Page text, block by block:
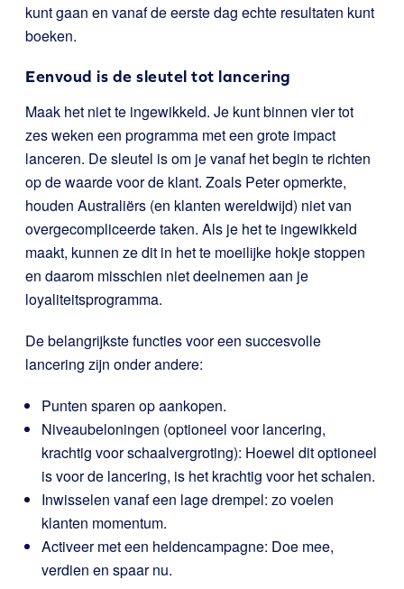
kunt gaan en vanaf de eerste dag echte resultaten kunt
boeken.
Eenvoud is de sleutel tot lancering
Maak het niet te ingewikkeld. Je kunt binnen vier tot
zes weken een programma met een grote impact
lanceren. De sleutel is om je vanaf het begin te richten
op de waarde voor de klant. Zoals Peter opmerkte,
houden Australiërs (en klanten wereldwijd) niet van
overgecompliceerde taken. Als je het te ingewikkeld
maakt, kunnen ze dit in het te moeilijke hokje stoppen
en daarom misschien niet deelnemen aan je
loyaliteitsprogramma.
De belangrijkste functies voor een succesvolle
lancering zijn onder andere:
Punten sparen op aankopen.
Niveaubeloningen (optioneel voor lancering,
krachtig voor schaalvergroting): Hoewel dit optioneel
is voor de lancering, is het krachtig voor het schalen.
Inwisselen vanaf een lage drempel: zo voelen
klanten momentum.
Activeer met een heldencampagne: Doe mee,
verdien en spaar nu.